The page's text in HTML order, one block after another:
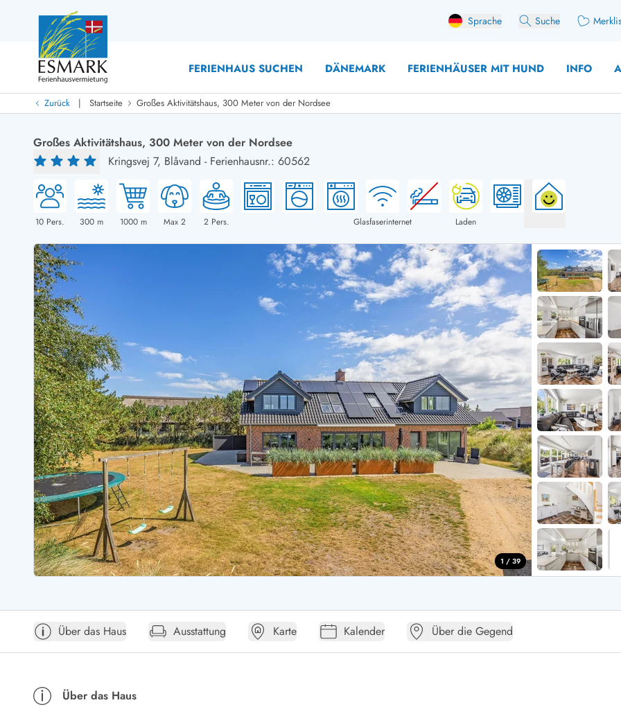
Sprache Suche
FERIENHAUS SUCHEN DÄNEMARK FERIENHÄUSER MIT HUND INFO
Last Minute
Last Minute
Neu bei uns!
Neue Ferienhäuser bei ESMARK Ferienhäuser mit PoolFerienhäuser mit Hund
Neurenovierte Ferienhäuser
Ferienhäuser mit Endreinigung inklusive
Ferienhäuser dicht am Strand
Ferienhäuser neu gebaut
Ferienhäuser mit Sauna
Ferienhäuser Nicht-Raucher
Ferienhäuser mit Aussicht
Ferienhäuser mit Whirlpool
Ferienhäuser mit Freitagswechsel
Ferienhäuser mit Samstagswechsel
Ferienhäuser mit Sonntagswechsel
Ferienhäuser für Angler
Ferienhäuser mit Aktivitätsraum
Ferienhäuser mit Kaminofen
Ferienhäuser mit Kindern
Luxus Ferienhäuser
Ferienhäuser mit Nebensaionrabatt
Ferienhaus für 2 Personen
Ferienhaus für 4 Personen
Ferienhaus für 6 Personen
Ferienhaus für 8
Ferienhaus für
Ferienhaus für
Ferienhäuser im
Ferienhäuser im
Ferienhäuser im
Ferienhäuser
Ferienhäuser
Ferienhäuser
Ferienhäuser Bjerregard Ferienhäuser BlavandFerienhäuser Hvide SandeFerienhäuser Sondervig
Ferienhäuser Argab
Ferienhäuser in Arrild
Ferienhäuser Bjerregard
Ferienhäuser Blavand
Ferienhäuser Bork Havn
Ferienhäuser Fjand
Ferienhäuser Fanö
Ferienhäuser Graerup Strand
Ferienhäuser Haurvig
Ferienhäuser Henne Strand
Ferienhäuser Ho
Ferienhäuser Houstrup
Ferienhäuser Houvig
Ferienhäuser auf Holmsland Klit
Ferienhäuser in Holmsland
Ferienhäuser Hvide Sande
Ferienhäuser Jegum
Ferienhäuser Klegod
Ferienhäuser Lodbjerg Hede
Ferienhäuser Nr. Lyngvig
Ferienhäuser in
Ferienhäuser
Ferienhäuser
Ferienhäuser
Ferienhäuser
Ferienhäuser in
Ferienhäuser
Ferienhäuser
Ferienhäuser
Öffnungszeiten
Anreise
Ferienhaus ABC
Häufige Fragen zur Buchung
Zurück | Startseite Großes Aktivitätshaus, 300 Meter von der Nordsee
Großes Aktivitätshaus, 300 Meter von der Nordsee
Kringsvej 7, Blåvand - Ferienhausnr.: 60562
10 Pers. 300 m 1000m Max 2 2Pers. Glasfaserinternet Laden
1 / 39
Über das Haus Ausstattung Karte Kalender Über die Gegend
Über das Haus